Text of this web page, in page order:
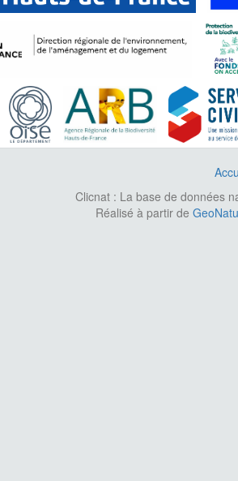
Clicnat : La base de données
Réalisé à partir de